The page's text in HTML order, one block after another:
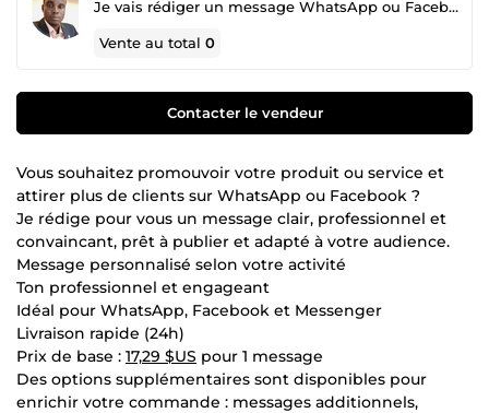
Je vais rédiger un message WhatsApp ou Facebook professionnel pour votre activité
Vente au total0
Contacter le vendeur
Vous souhaitez promouvoir votre produit ou service et
attirer plus de clients sur WhatsApp ou Facebook ?
Je rédige pour vous un message clair, professionnel et
convaincant, prêt à publier et adapté à votre audience.
Message personnalisé selon votre activité
Ton professionnel et engageant
Idéal pour WhatsApp, Facebook et Messenger
Livraison rapide (24h)
Prix de base : 17,29 $US pour 1 message
Des options supplémentaires sont disponibles pour
enrichir votre commande : messages additionnels,